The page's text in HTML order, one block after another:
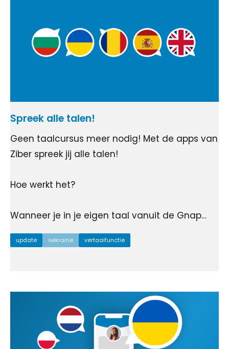
Spreek alle talen!
Geen taalcursus meer nodig! Met de apps van
Ziber spreek jij alle talen!
Hoe werkt het?
Wanneer je in je eigen taal vanuit de Gnap…
update oekraine vertaalfunctie